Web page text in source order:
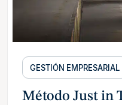
GESTIÓN EMPRESARIAL
Método Just in